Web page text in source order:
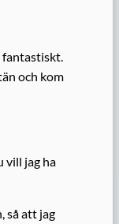
fantastiskt.
och kom
vill jag ha
så att jag